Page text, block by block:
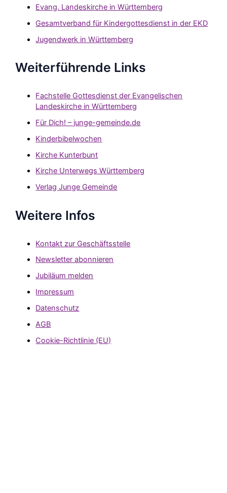
Evang. Landeskirche in Württemberg
Gesamtverband für Kindergottesdienst in der EKD
Jugendwerk in Württemberg
Weiterführende Links
Fachstelle Gottesdienst der Evangelischen
Landeskirche in Württemberg
Für Dich! – junge-gemeinde.de
Kinderbibelwochen
Kirche Kunterbunt
Kirche Unterwegs Württemberg
Verlag Junge Gemeinde
Weitere Infos
Kontakt zur Geschäftsstelle
Newsletter abonnieren
Jubiläum melden
Impressum
Datenschutz
AGB
Cookie-Richtlinie (EU)